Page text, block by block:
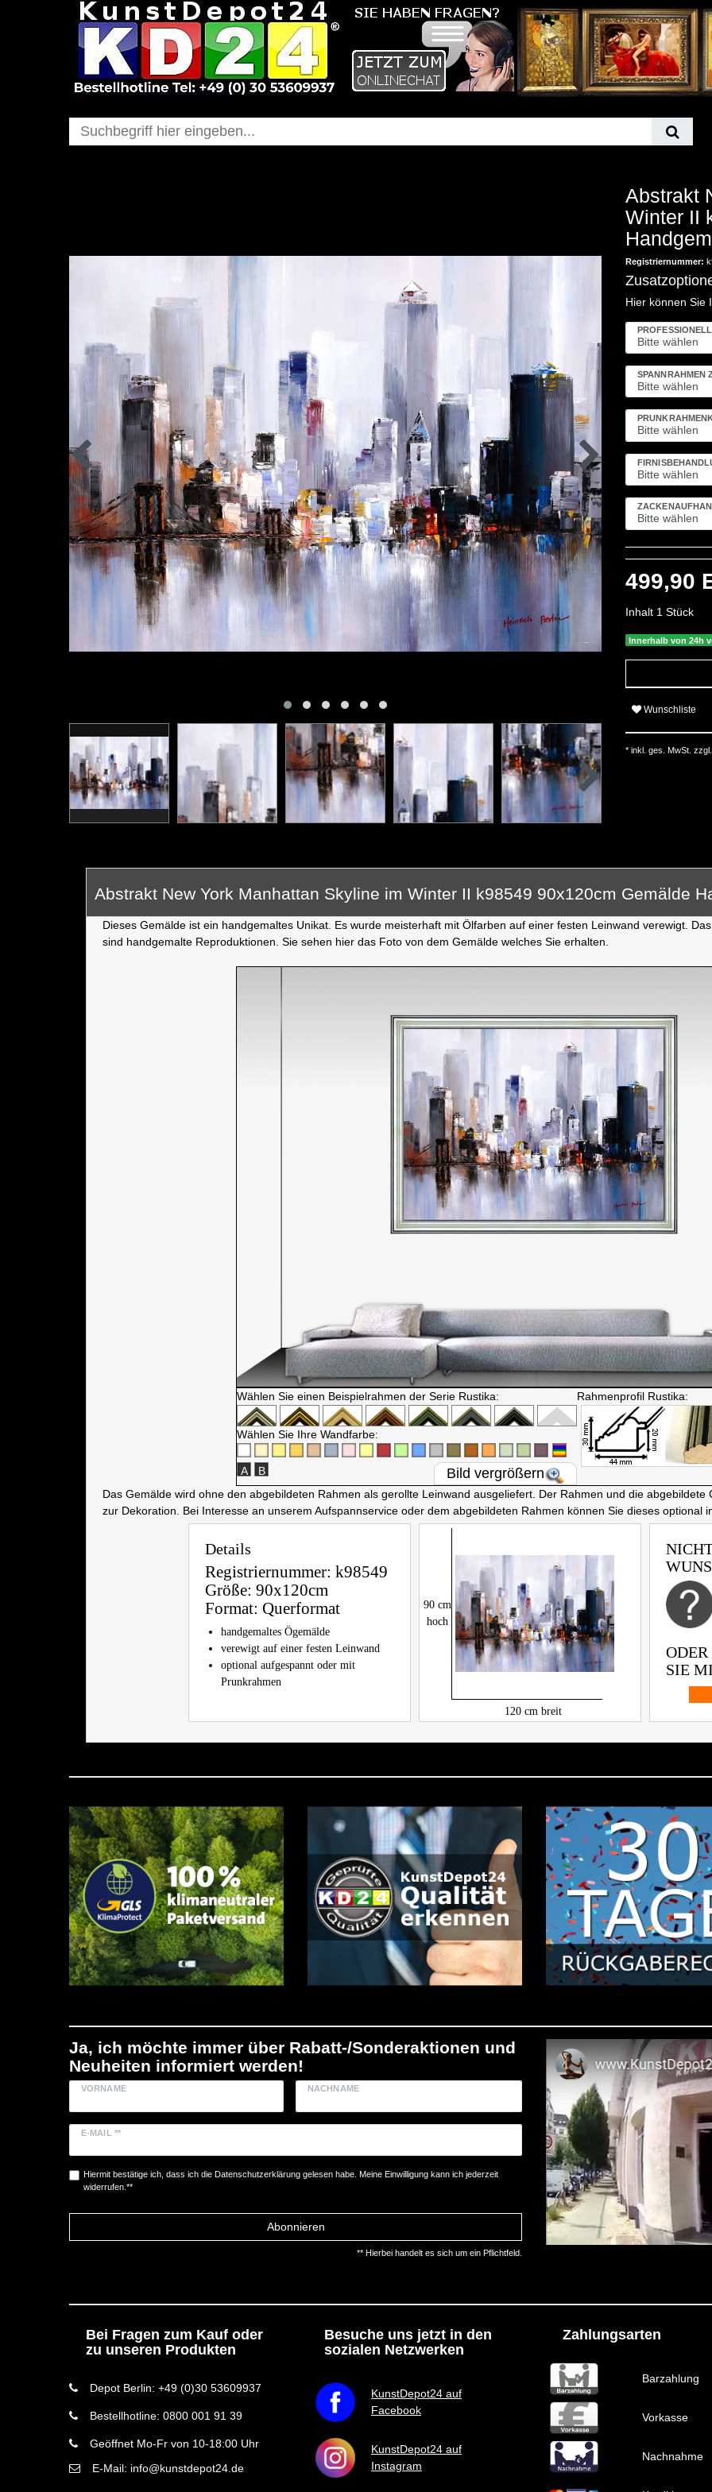
Abstrakt
Winter II
Registriernummer:
Hier können Sie
SPANNRAHMEN
499,90
Inhalt 1 Stück
Innerhalb von 24h
Wunschliste
* inkl. ges. MwSt. zzgl.
Abstrakt New York Manhattan Skyline im Winter II k98549 90x120cm Gemälde
Dieses Gemälde ist ein handgemaltes Unikat. Es wurde meisterhaft mit Ölfarben auf einer festen Leinwand verewigt.
sind handgemalte Reproduktionen. Sie sehen hier das Foto von dem Gemälde welches Sie erhalten.
Wählen Sie einen Beispielrahmen der Serie Rustika: Rahmenprofil Rustika:
Wählen Sie Ihre Wandfarbe:
A B Bild vergrößern
Das Gemälde wird ohne den abgebildeten Rahmen als gerollte Leinwand ausgeliefert. Der Rahmen und die
zur Dekoration. Bei Interesse an unserem Aufspannservice oder dem abgebildeten Rahmen können Sie dieses optional
Details
Registriernummer: k98549
Größe: 90x120cm
Format: Querformat
handgemaltes Ögemälde
verewigt auf einer festen Leinwand
optional aufgespannt oder mit
Prunkrahmen
90 cm
hoch
120cm breit
SIE
Ja, ich möchte immer über Rabatt-/Sonderaktionen und
Neuheiten informiert werden!
VORNAME NACHNAME
E-MAIL **
Hiermit bestätige ich, dass ich die Daten­schutz­erklärunggelesen habe. Meine Einwilligung kann ich jederzeit
widerrufen.**
Abonnieren
** Hierbei handelt es sich um ein Pflichtfeld.
Bei Fragen zum Kauf oder
zu unseren Produkten
Depot Berlin: +49 (0)30 53609937
Bestellhotline: 0800 001 91 39
Geöffnet Mo-Fr von 10-18:00 Uhr
E-Mail: info@kunstdepot24.de
Besuche uns jetzt in den
sozialen Netzwerken
KunstDepot24 auf
Facebook
KunstDepot24 auf
Instagram
Zahlungsarten
Barzahlung
Vorkasse
Nachnahme